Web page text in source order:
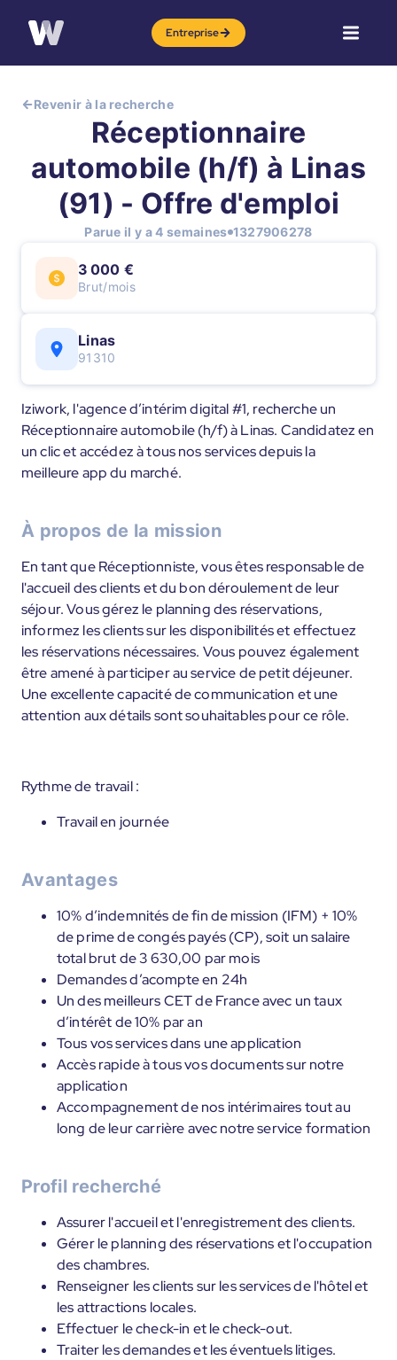
Entreprise
Revenir à la recherche
Réceptionnaire
automobile (h/f) à Linas
(91) - Offre d'emploi
Parue il y a 4 semaines 1327906278
3 000 €
Brut/mois
Linas
91310
Iziwork, l'agence d’intérim digital #1, recherche un
Réceptionnaire automobile (h/f) à Linas. Candidatez en
un clic et accédez à tous nos services depuis la
meilleure app du marché.
À propos de la mission
En tant que Réceptionniste, vous êtes responsable de
l'accueil des clients et du bon déroulement de leur
séjour. Vous gérez le planning des réservations,
informez les clients sur les disponibilités et effectuez
les réservations nécessaires. Vous pouvez également
être amené à participer au service de petit déjeuner.
Une excellente capacité de communication et une
attention aux détails sont souhaitables pour ce rôle.
Rythme de travail :
Travail en journée
Avantages
10% d’indemnités de fin de mission (IFM) + 10%
de prime de congés payés (CP), soit un salaire
total brut de 3 630,00 par mois
Demandes d’acompte en 24h
Un des meilleurs CET de France avec un taux
d’intérêt de 10% par an
Tous vos services dans une application
Accès rapide à tous vos documents sur notre
application
Accompagnement de nos intérimaires tout au
long de leur carrière avec notre service formation
Profil recherché
Assurer l'accueil et l'enregistrement des clients.
Gérer le planning des réservations et l'occupation
des chambres.
Renseigner les clients sur les services de l'hôtel et
les attractions locales.
Effectuer le check-in et le check-out.
Traiter les demandes et les éventuels litiges.